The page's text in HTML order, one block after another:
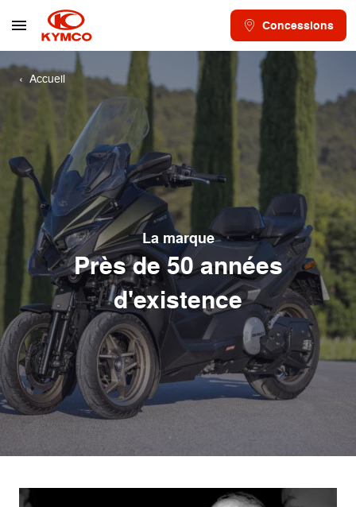
Concessions
Accueil
La marque
Près de 50 années
d'existence